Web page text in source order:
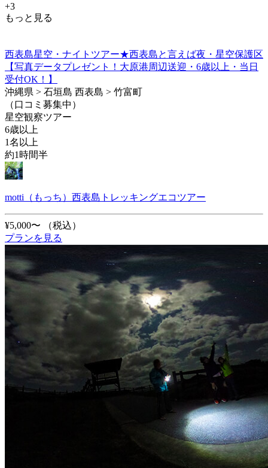
+3
もっと見る
西表島星空・ナイトツアー★西表島と言えば夜・星空保護区
【写真データプレゼント！大原港周辺送迎・6歳以上・当日
受付OK！】
沖縄県 > 石垣島 西表島 > 竹富町
（口コミ募集中）
星空観察ツアー
6歳以上
1名以上
約1時間半
motti（もっち）西表島トレッキングエコツアー
¥5,000〜
（税込）
プランを見る